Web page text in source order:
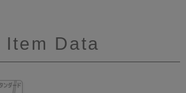
Item Data